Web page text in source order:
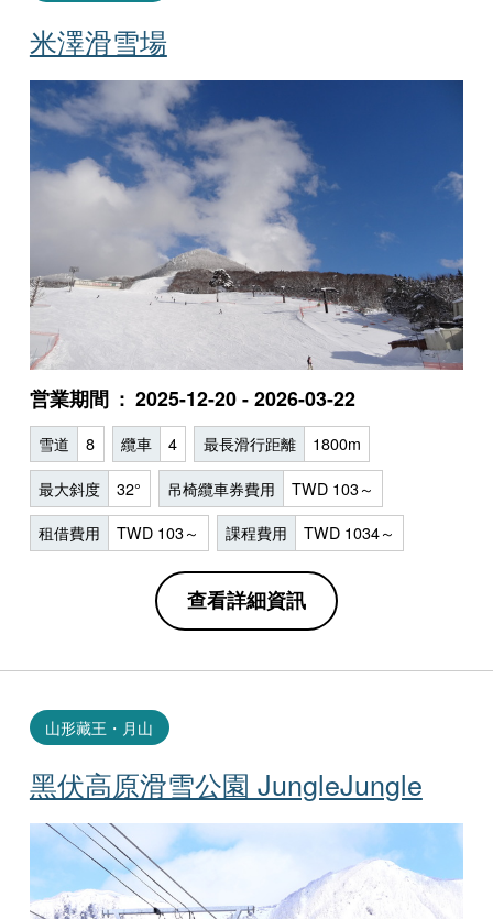
米澤滑雪場
営業期間 2025-12-20 - 2026-03-22
雪道 8 纜車 4 最長滑行距離 1800m
最大斜度 32° 吊椅纜車券費用 TWD 103～
租借費用 TWD 103～ 課程費用 TWD 1034～
查看詳細資訊
黑伏高原滑雪公園 JungleJungle
山形藏王・月山